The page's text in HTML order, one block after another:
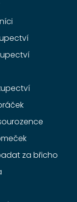
za břicho